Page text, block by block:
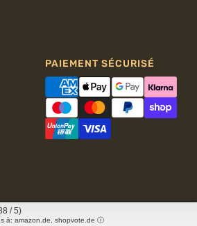
PAIEMENT SÉCURISÉ
/ 5)
à: amazon.de, shopvote.de ⓘ